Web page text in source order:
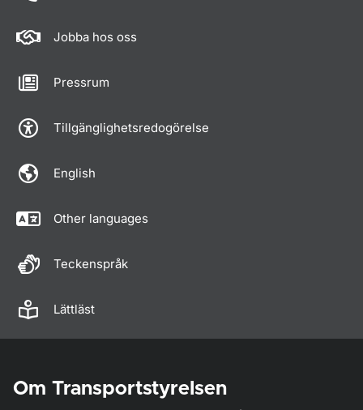
Jobba hos oss
Pressrum
Tillgänglighetsredogörelse
English
Other languages
Teckenspråk
Lättläst
Om Transportstyrelsen